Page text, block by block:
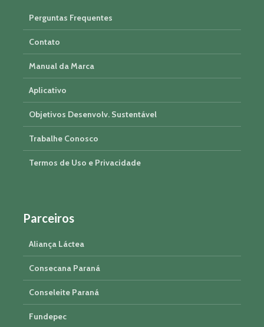
Perguntas Frequentes
Contato
Manual da Marca
Aplicativo
Objetivos Desenvolv. Sustentável
Trabalhe Conosco
Termos de Uso e Privacidade
Parceiros
Aliança Láctea
Consecana Paraná
Conseleite Paraná
Fundepec